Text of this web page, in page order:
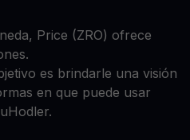
Price (ZRO) ofrece
es brindarle una visión
en que puede usar